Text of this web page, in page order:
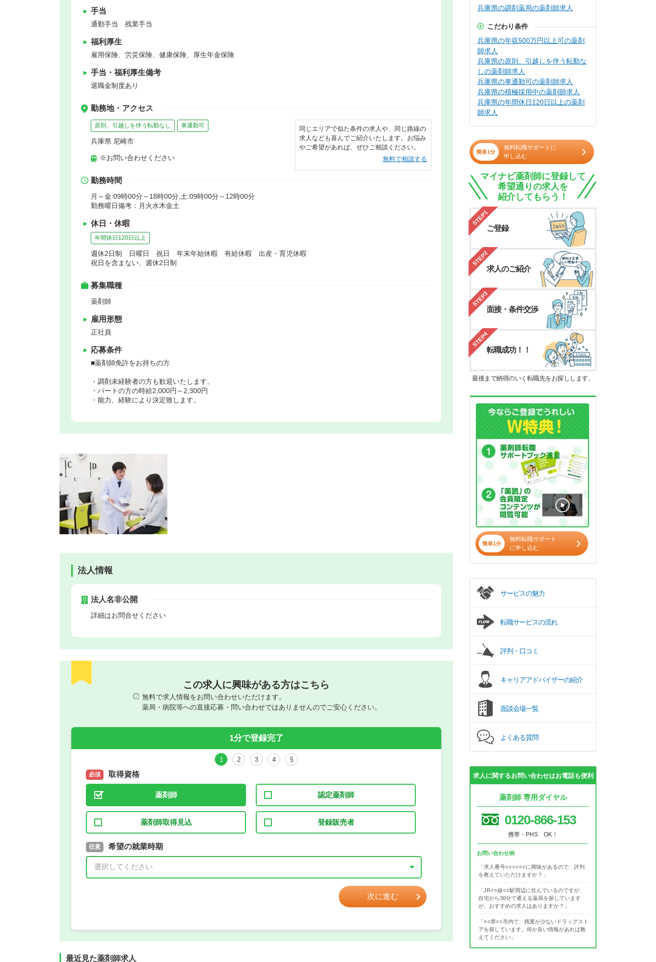
手当
通勤手当 残業手当
福利厚生
雇用保険、労災保険、健康保険、厚生年金保険
手当・福利厚生備考
退職金制度あり
勤務地・アクセス
原則、引越しを伴う転勤なし 車通勤可
兵庫県 尼崎市
※お問い合わせください
同じエリアで似た条件の求人や、同じ路線の
求人なども喜んでご紹介いたします。お悩み
やご希望があれば、ぜひご相談ください。
無料で相談する
勤務時間
月～金:09時00分～18時00分,土:09時00分～12時00分
勤務曜日備考：月火水木金土
休日・休暇
年間休日120日以上
週休2日制 日曜日 祝日 年末年始休暇 有給休暇 出産・育児休暇
祝日を含まない、週休2日制
募集職種
薬剤師
雇用形態
正社員
応募条件
■薬剤師免許をお持ちの方
・調剤未経験者の方も歓迎いたします。
・パートの方の時給2,000円～2,300円
・能力、経験により決定致します。
法人情報
法人名非公開
詳細はお問合せください
この求人に興味がある方はこちら
無料で求人情報をお問い合わせいただけます。
薬局・病院等への直接応募・問い合わせではありませんのでご安心ください。
1分で登録完了
1 2 3 4 5
必須 取得資格
薬剤師 認定薬剤師
薬剤師取得見込 登録販売者
必須 取得予定年
年 3月
任意 希望の就業時期
希望の働き方
正社員
パート(週4日～5日)
次に進む
最近見た薬剤師求人
兵庫県の調剤薬局の薬剤師求人
こだわり条件
兵庫県の年収500万円以上可の薬剤
師求人
兵庫県の原則、引越しを伴う転勤な
しの薬剤師求人
兵庫県の車通勤可の薬剤師求人
兵庫県の積極採用中の薬剤師求人
兵庫県の年間休日120日以上の薬剤
師求人
簡単1分
無料転職サポートに
申し込む
マイナビ薬剤師に登録して
希望通りの求人を
紹介してもらう！
STEP1
ご登録
STEP2
求人のご紹介
STEP3
面接・条件交渉
STEP4
転職成功！！
最後まで納得のいく転職先をお探しします。
簡単1分
無料転職サポート
に申し込む
サービスの魅力
転職サービスの流れ
評判・口コミ
キャリアアドバイザーの紹介
面談会場一覧
よくある質問
求人に関するお問い合わせはお電話も便利
薬剤師 専用ダイヤル
0120-866-153
携帯・PHS OK！
お問い合わせ例
「求人番号○○○○○○に興味があるので、評判
を教えていただけますか？」
「JR○○線○○駅周辺に住んでいるのですが、
自宅から30分で通える薬局を探しています
が、おすすめの求人はありますか？」
「○○県○○市内で、残業が少ないドラッグスト
アを探しています。何か良い情報があれば教
えてください」